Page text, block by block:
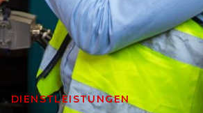
DIENSTLEISTUNGEN